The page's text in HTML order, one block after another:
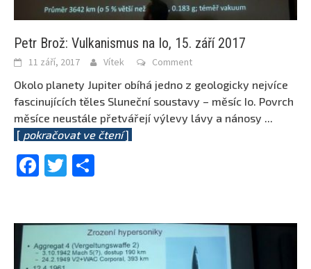
Petr Brož: Vulkanismus na Io, 15. září 2017
11 září, 2017 Vítek Comment
Okolo planety Jupiter obíhá jedno z geologicky nejvíce
fascinujících těles Sluneční soustavy – měsíc Io. Povrch
měsíce neustále přetvářejí výlevy lávy a nánosy ...
[ pokračovat ve čtení]
Facebook
Twitter